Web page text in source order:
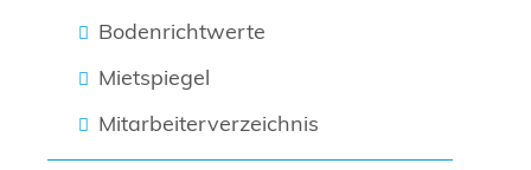
Bodenrichtwerte
Mietspiegel
Mitarbeiterverzeichnis